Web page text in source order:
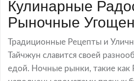
Кулинарные
Рыночные
Традиционные Рецепты и
Тайчжун славится своей
едой. Ночные рынки, такие как